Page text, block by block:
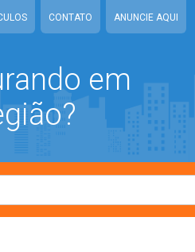
CONTATO ANUNCIE AQUI
em